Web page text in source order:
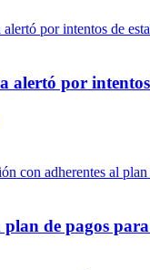
alertó por intentos
de pagos